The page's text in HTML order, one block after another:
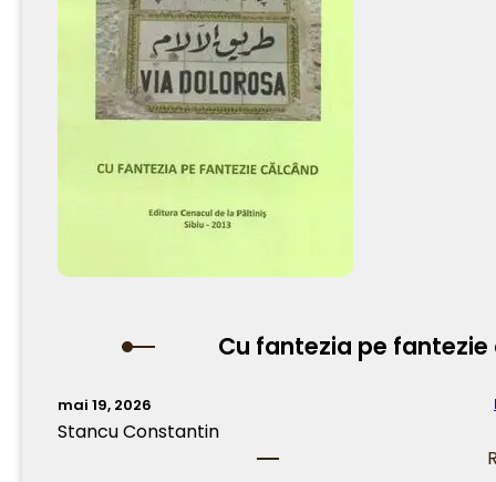
Cu fantezia pe
mai 19, 2026
Stancu Constantin